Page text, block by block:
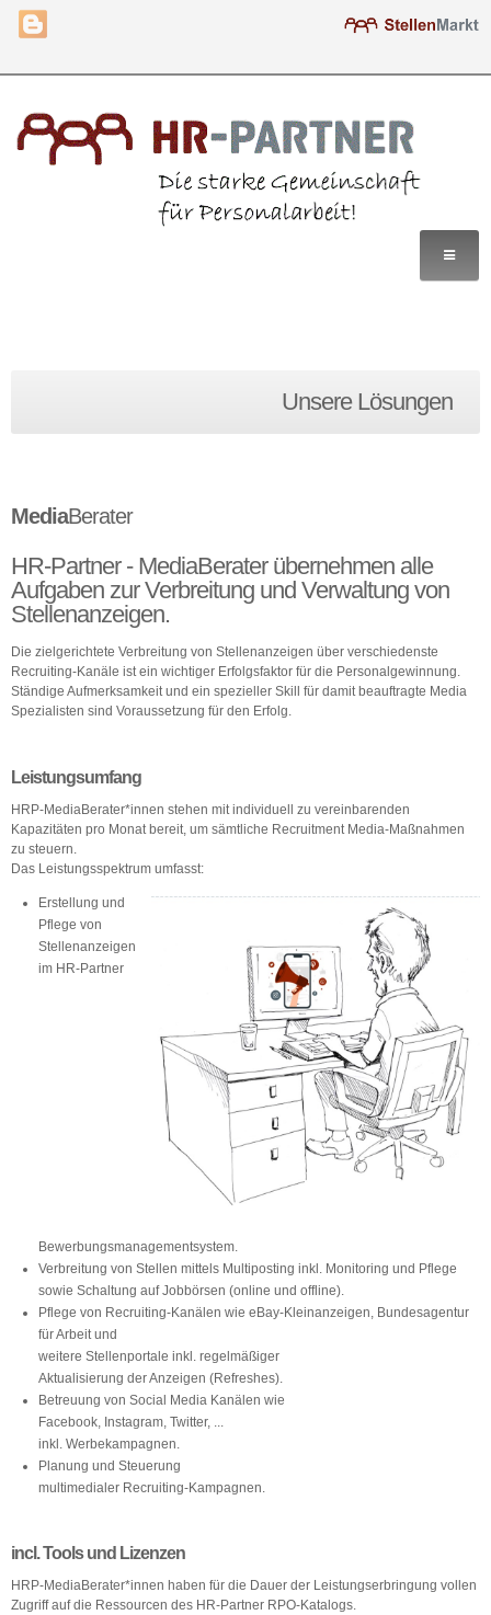
Unsere Lösungen
MediaBerater
HR-Partner - MediaBerater übernehmen alle
Aufgaben zur Verbreitung und Verwaltung von
Stellenanzeigen.
Die zielgerichtete Verbreitung von Stellenanzeigen über verschiedenste
Recruiting-Kanäle ist ein wichtiger Erfolgsfaktor für die Personalgewinnung.
Ständige Aufmerksamkeit und ein spezieller Skill für damit beauftragte Media
Spezialisten sind Voraussetzung für den Erfolg.
Leistungsumfang
HRP-MediaBerater*innen stehen mit individuell zu vereinbarenden
Kapazitäten pro Monat bereit, um sämtliche Recruitment Media-Maßnahmen
zu steuern.
Das Leistungsspektrum umfasst:
Erstellung und
Pflege von
Stellenanzeigen
im HR-Partner
Bewerbungsmanagementsystem.
Verbreitung von Stellen mittels Multiposting inkl. Monitoring und Pflege
sowie Schaltung auf Jobbörsen (online und offline).
Pflege von Recruiting-Kanälen wie eBay-Kleinanzeigen, Bundesagentur
für Arbeit und
weitere Stellenportale inkl. regelmäßiger
Aktualisierung der Anzeigen (Refreshes).
Betreuung von Social Media Kanälen wie
Facebook, Instagram, Twitter, ...
inkl. Werbekampagnen.
Planung und Steuerung
multimedialer Recruiting-Kampagnen.
incl. Tools und Lizenzen
HRP-MediaBerater*innen haben für die Dauer der Leistungserbringung vollen
Zugriff auf die Ressourcen des HR-Partner RPO-Katalogs.